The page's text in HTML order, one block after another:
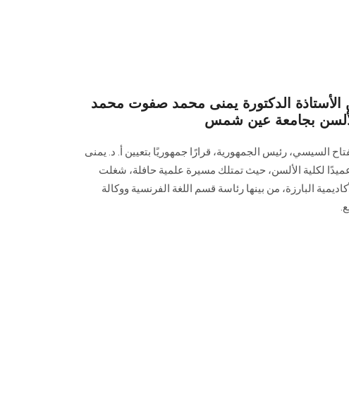
الأستاذة الدكتورة يمنى محمد صفوت محمد
بجامعة عين شمس
السيسي، رئيس الجمهورية، قرارًا جمهوريًا بتعيين أ. د. يمنى
لكلية الألسن، حيث تمتلك مسيرة علمية حافلة، شغلت
البارزة، من بينها رئاسة قسم اللغة الفرنسية ووكالة